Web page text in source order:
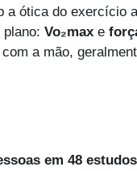
a ótica do exercício
Vo₂max e
a mão,
em 48